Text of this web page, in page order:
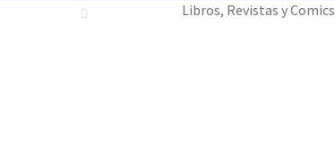
Libros, Revistas y Comics